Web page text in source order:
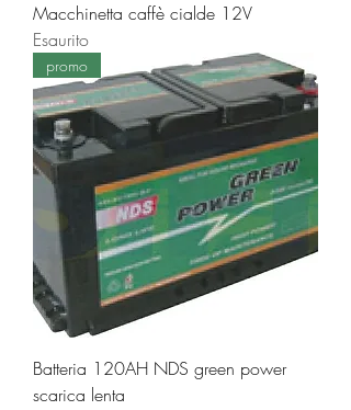
Macchinetta caffè cialde 12V
Esaurito
promo
Batteria 120AH NDS green power
scarica lenta